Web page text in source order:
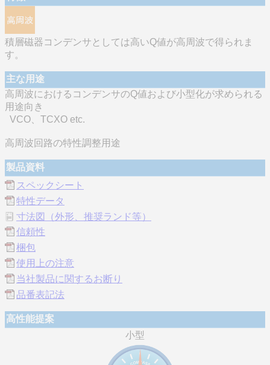
積層磁器コンデンサとしては高いQ値が高周波で得られま
す。
主な用途
高周波におけるコンデンサのQ値および小型化が求められる
用途向き
VCO、TCXO etc.
高周波回路の特性調整用途
製品資料
スペックシート
特性データ
寸法図（外形、推奨ランド等）
信頼性
梱包
使用上の注意
当社製品に関するお断り
品番表記法
高性能提案
小型